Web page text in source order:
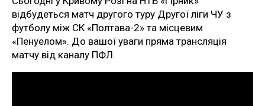
відбудеться матч другого туру Другої ліги ЧУ з
футболу між СК «Полтава-2» та місцевим
«Пенуелом». До вашої уваги пряма трансляція
матчу від каналу ПФЛ.